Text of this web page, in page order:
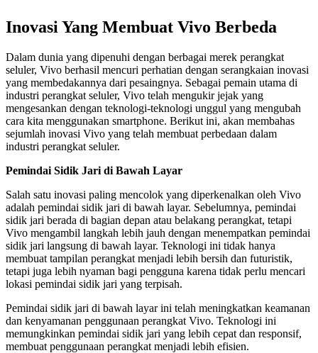
Inovasi Yang Membuat Vivo Berbeda
Dalam dunia yang dipenuhi dengan berbagai merek perangkat
seluler, Vivo berhasil mencuri perhatian dengan serangkaian inovasi
yang membedakannya dari pesaingnya. Sebagai pemain utama di
industri perangkat seluler, Vivo telah mengukir jejak yang
mengesankan dengan teknologi-teknologi unggul yang mengubah
cara kita menggunakan smartphone. Berikut ini, akan membahas
sejumlah inovasi Vivo yang telah membuat perbedaan dalam
industri perangkat seluler.
Pemindai Sidik Jari di Bawah Layar
Salah satu inovasi paling mencolok yang diperkenalkan oleh Vivo
adalah pemindai sidik jari di bawah layar. Sebelumnya, pemindai
sidik jari berada di bagian depan atau belakang perangkat, tetapi
Vivo mengambil langkah lebih jauh dengan menempatkan pemindai
sidik jari langsung di bawah layar. Teknologi ini tidak hanya
membuat tampilan perangkat menjadi lebih bersih dan futuristik,
tetapi juga lebih nyaman bagi pengguna karena tidak perlu mencari
lokasi pemindai sidik jari yang terpisah.
Pemindai sidik jari di bawah layar ini telah meningkatkan keamanan
dan kenyamanan penggunaan perangkat Vivo. Teknologi ini
memungkinkan pemindai sidik jari yang lebih cepat dan responsif,
membuat penggunaan perangkat menjadi lebih efisien.